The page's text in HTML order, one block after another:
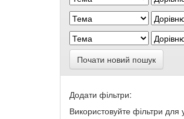
Почати новий пошук
Додати фільтри:
Використовуйте фільтри для